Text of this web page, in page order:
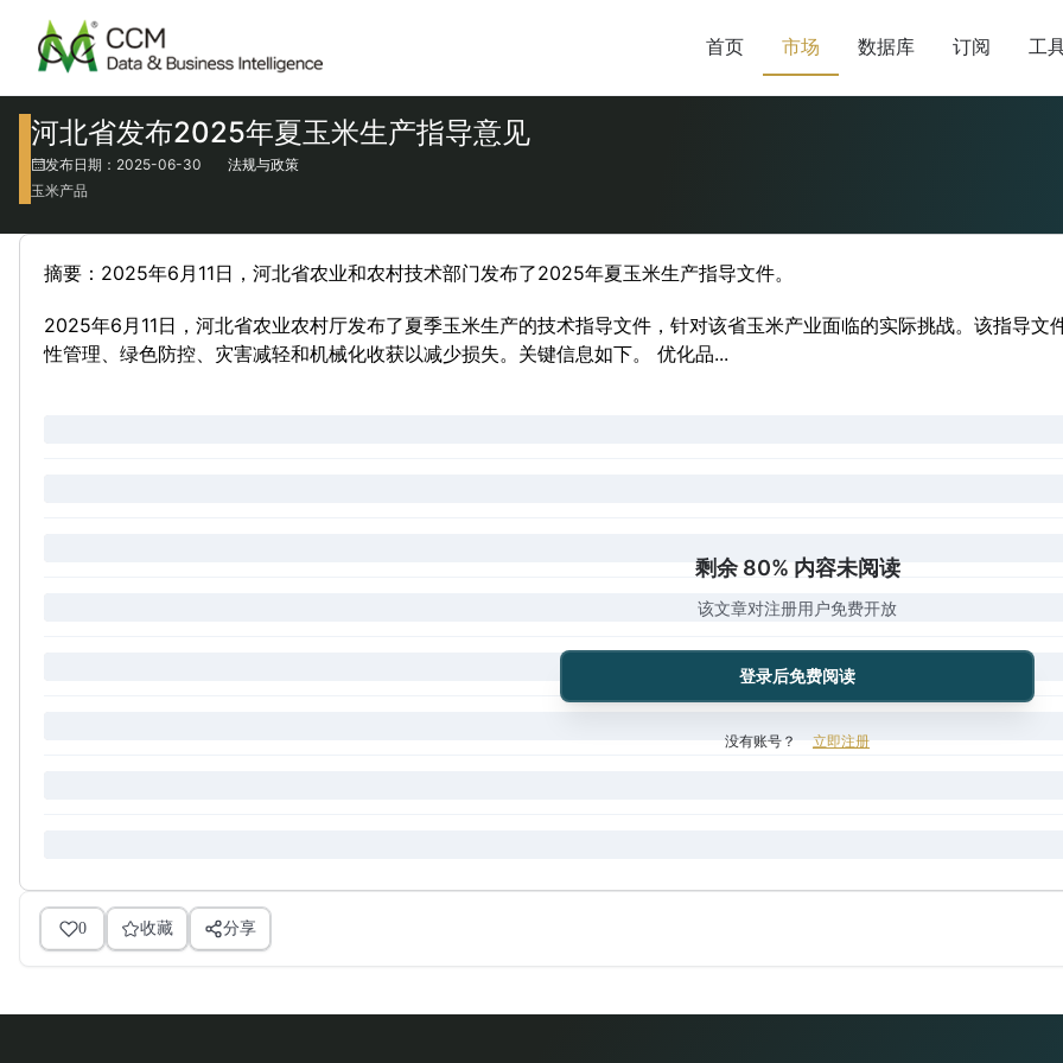
首页 市场 数据库 订阅 工
河北省发布2025年夏玉米生产指导意见
发布日期：2025-06-30
法规与政策
玉米产品
摘要：2025年6月11日，河北省农业和农村技术部门发布了2025年夏玉米生产指导文件。
2025年6月11日，河北省农业农村厅发布了夏季玉米生产的技术指导文件，针对该省玉米产业面临的实际挑战。该指导
性管理、绿色防控、灾害减轻和机械化收获以减少损失。关键信息如下。 优化品...
剩余 80% 内容未阅读
该文章对注册用户免费开放
登录后免费阅读
没有账号？ 立即注册
0 收藏 分享